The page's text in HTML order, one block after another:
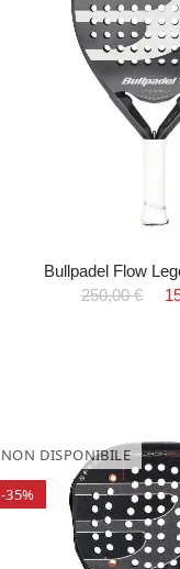
Bullpadel Flow
250,00 €
NON DISPONIBILE
-35%